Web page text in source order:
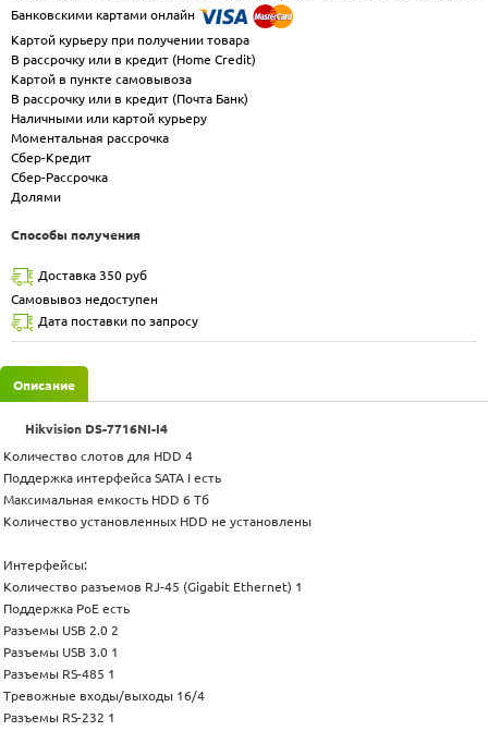
Банковскими картами онлайн
Картой курьеру при получении товара
В рассрочку или в кредит (Home Credit)
Картой в пункте самовывоза
В рассрочку или в кредит (Почта Банк)
Наличными или картой курьеру
Моментальная рассрочка
Сбер-Кредит
Сбер-Рассрочка
Долями
Способы получения
Доставка 350 руб
Самовывоз недоступен
Дата поставки по запросу
Описание
Hikvision DS-7716NI-I4
Количество слотов для HDD 4
Поддержка интерфейса SATA I есть
Максимальная емкость HDD 6 Тб
Количество установленных HDD не установлены
Интерфейсы:
Количество разъемов RJ-45 (Gigabit Ethernet) 1
Поддержка PoE есть
Разъемы USB 2.0 2
Разъемы USB 3.0 1
Разъемы RS-485 1
Тревожные входы/выходы 16/4
Разъемы RS-232 1